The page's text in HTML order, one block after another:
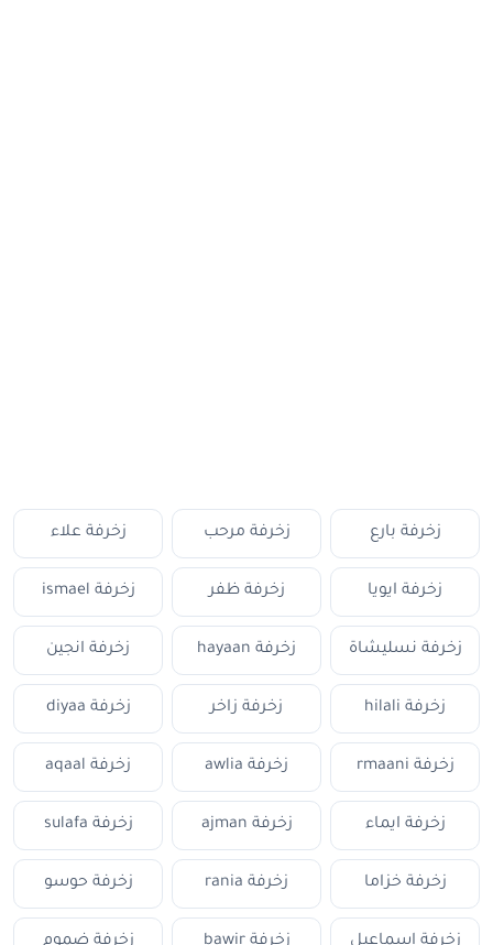
زخرفة بارع زخرفة مرحب زخرفة علاء
زخرفة ايويا زخرفة ظفر زخرفة ismael
زخرفة نسليشاة زخرفة hayaan زخرفة انجين
زخرفة hilali زخرفة زاخر زخرفة diyaa
زخرفة rmaani زخرفة awlia زخرفة aqaal
زخرفة ايماء زخرفة ajman زخرفة sulafa
زخرفة خزاما زخرفة rania زخرفة حوسو